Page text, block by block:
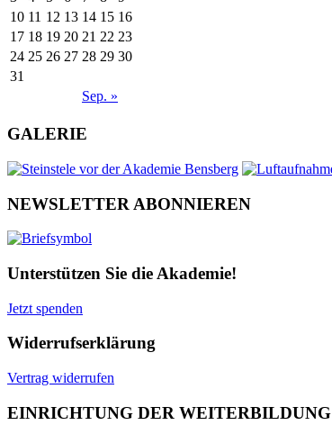
Sep. »
10 11 12 13 14 15 16
17 18 19 20 21 22 23
24 25 26 27 28 29 30
31
GALERIE
NEWSLETTER ABONNIEREN
Unterstützen Sie die Akademie!
Jetzt spenden
Widerrufserklärung
Vertrag widerrufen
EINRICHTUNG DER WEITERBILDUNG